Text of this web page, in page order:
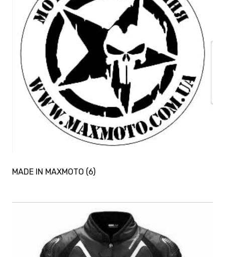
MADE IN MAXMOTO (6)